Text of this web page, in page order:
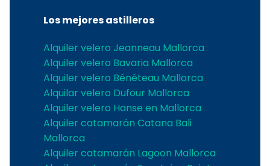
Los mejores astilleros
Alquiler velero Jeanneau Mallorca
Alquiler velero Bavaria Mallorca
Alquiler velero Bénéteau Mallorca
Alquilar velero Dufour Mallorca
Alquiler velero Hanse en Mallorca
Alquiler catamarán Catana Bali
Mallorca
Alquiler catamarán Lagoon Mallorca